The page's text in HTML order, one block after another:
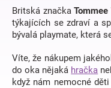
Britská značkaTommee
týkajících se zdraví a
bývalá playmate, která
Víte, že nákupem
do oka nějaká hračka
když nám nemocné